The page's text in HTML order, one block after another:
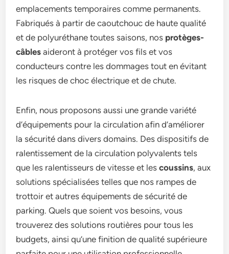
emplacements temporaires comme permanents.
Fabriqués à partir de caoutchouc de haute qualité
et de polyuréthane toutes saisons, nos protèges-
câbles aideront à protéger vos fils et vos
conducteurs contre les dommages tout en évitant
les risques de choc électrique et de chute.
Enfin, nous proposons aussi une grande variété
d’équipements pour la circulation afin d’améliorer
la sécurité dans divers domains. Des dispositifs de
ralentissement de la circulation polyvalents tels
que les ralentisseurs de vitesse et lescoussins, aux
solutions spécialisées telles que nos rampes de
trottoir et autres équipements de sécurité de
parking. Quels que soient vos besoins, vous
trouverez des solutions routières pour tous les
budgets, ainsi qu’une finition de qualité supérieure